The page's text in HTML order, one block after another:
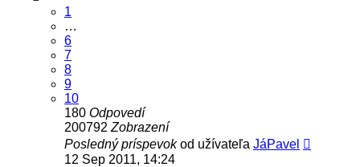
1
…
6
7
8
9
10
180 Odpovedí
200792 Zobrazení
Posledný príspevokod užívateľa JáPavel
12 Sep 2011, 14:24